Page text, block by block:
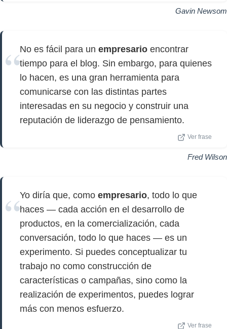
Gavin Newsom
No es fácil para un empresario encontrar
tiempo para el blog. Sin embargo, para quienes
lo hacen, es una gran herramienta para
comunicarse con las distintas partes
interesadas en su negocio y construir una
reputación de liderazgo de pensamiento.
Ver frase
Fred Wilson
Yo diría que, como empresario, todo lo que
haces — cada acción en el desarrollo de
productos, en la comercialización, cada
conversación, todo lo que haces — es un
experimento. Si puedes conceptualizar tu
trabajo no como construcción de
características o campañas, sino como la
realización de experimentos, puedes lograr
más con menos esfuerzo.
Ver frase